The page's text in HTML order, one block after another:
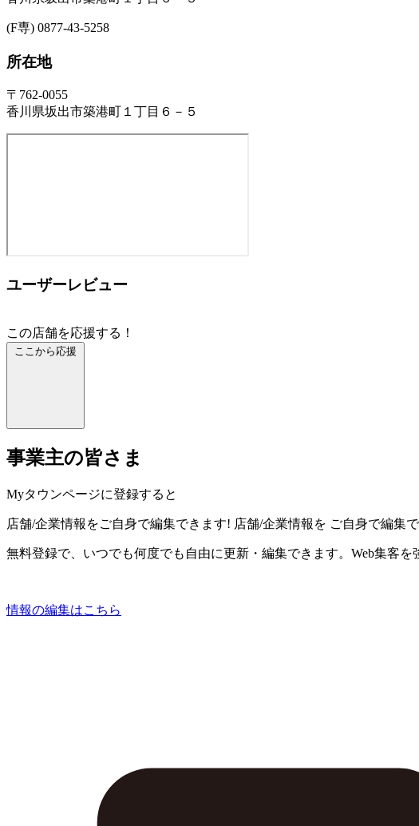
(F専) 0877-43-5258
所在地
〒762-0055
香川県坂出市築港町１丁目６－５
ユーザーレビュー
この店舗を応援する！
ここから応援
事業主の皆さま
Myタウンページに登録すると
店舗/企業情報をご自身で編集できます! 店舗/企業情報を ご自身で編集
無料登録で、いつでも何度でも自由に更新・編集できます。Web集客を
情報の編集はこちら